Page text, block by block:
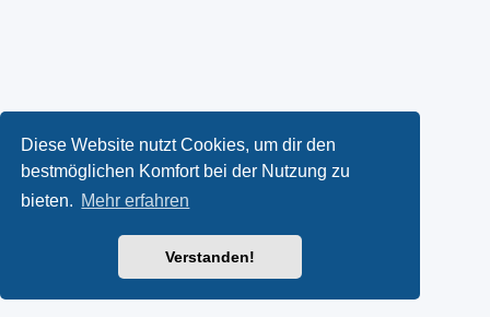
Diese Website nutzt Cookies, um dir den
bestmöglichen Komfort bei der Nutzung zu
bieten. Mehr erfahren
Verstanden!